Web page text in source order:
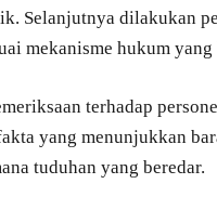
Selanjutnya dilakukan
mekanisme hukum
terhadap
yang menunjukkan
tuduhan yang beredar.